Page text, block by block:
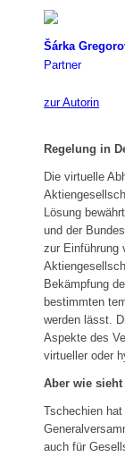
Šárka
Partner
zur Autorin
Regelung in
Die virtuelle
Lösung
und der
zur Einführung
Bekämpfung
bestimmten
werden lässt.
Aspekte des
virtueller oder
Aber wie
Tschechien
auch für